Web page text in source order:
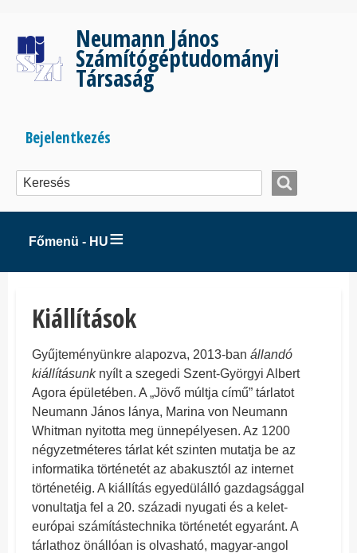
tartalomra
Neumann János
Számítógéptudományi
Társaság
Bejelentkezés
menüje
Bejelentkezés
Főmenü - HU
Kiállítások
Gyűjteményünkre alapozva, 2013-ban állandó
kiállításunknyílt a szegedi Szent-Györgyi Albert
Agora épületében. A „Jövő múltja című” tárlatot
Neumann János lánya, Marina von Neumann
Whitman nyitotta meg ünnepélyesen. Az 1200
négyzetméteres tárlat két szinten mutatja be az
informatika történetét az abakusztól az internet
történetéig. A kiállítás egyedülálló gazdagsággal
vonultatja fel a 20. századi nyugati és a kelet-
európai számítástechnika történetét egyaránt. A
tárlathoz önállóan is olvasható, magyar-angol